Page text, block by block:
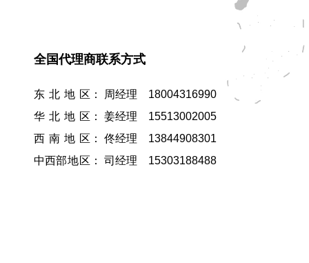
全国代理商联系方式
东北地 区： 周经理 18004316990
华北地 区： 姜经理
15513002005
西南地 区： 佟经理
13844908301
中西部地区： 司经理 15303188488